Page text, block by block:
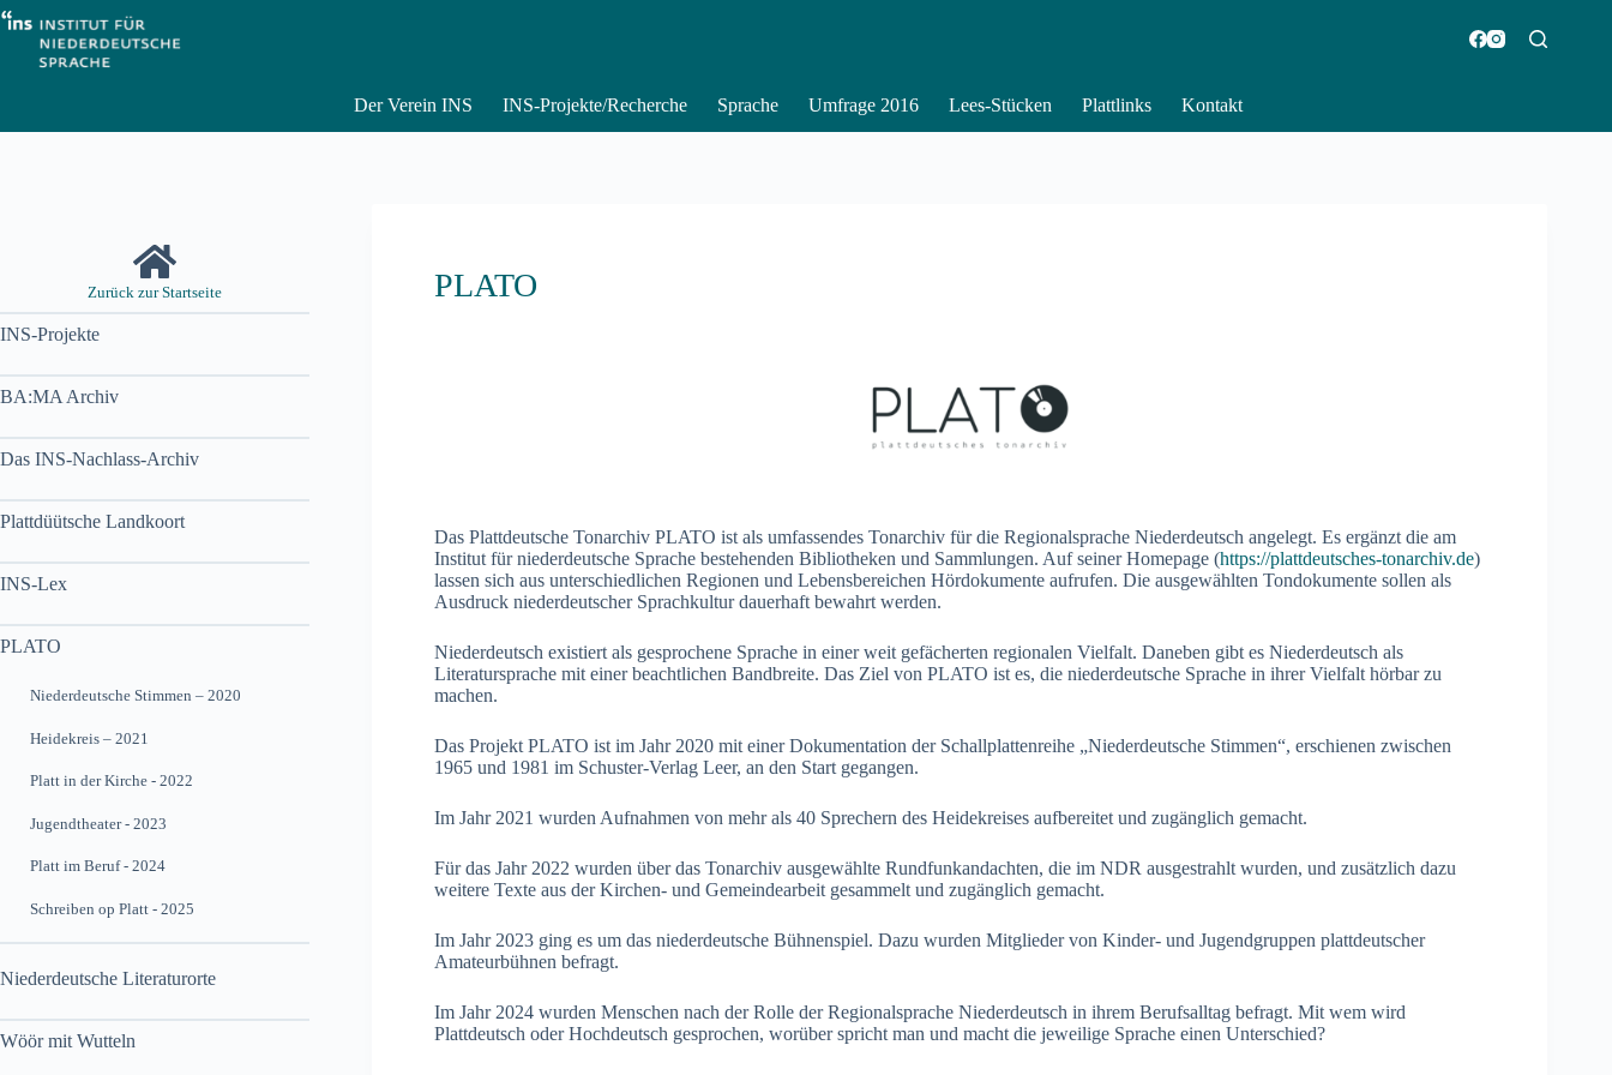
Zum
Inhalt
springen
Der Verein INS INS-Projekte/Recherche Sprache Umfrage 2016 Lees-Stücken Plattlinks Kontakt
PLATO
Das Plattdeutsche Tonarchiv PLATO ist als umfassendes Tonarchiv für die Regionalsprache Niederdeutsch angelegt. Es ergänzt die am
Institut für niederdeutsche Sprache bestehenden Bibliotheken und Sammlungen. Auf seiner Homepage (https://plattdeutsches-tonarchiv.de)
lassen sich aus unterschiedlichen Regionen und Lebensbereichen Hördokumente aufrufen. Die ausgewählten Tondokumente sollen als
Ausdruck niederdeutscher Sprachkultur dauerhaft bewahrt werden.
Niederdeutsch existiert als gesprochene Sprache in einer weit gefächerten regionalen Vielfalt. Daneben gibt es Niederdeutsch als
Literatursprache mit einer beachtlichen Bandbreite. Das Ziel von PLATO ist es, die niederdeutsche Sprache in ihrer Vielfalt hörbar zu
machen.
Das Projekt PLATO ist im Jahr 2020 mit einer Dokumentation der Schallplattenreihe „Niederdeutsche Stimmen“, erschienen zwischen
1965 und 1981 im Schuster-Verlag Leer, an den Start gegangen.
Im Jahr 2021 wurden Aufnahmen von mehr als 40 Sprechern des Heidekreises aufbereitet und zugänglich gemacht.
Für das Jahr 2022 wurden über das Tonarchiv ausgewählte Rundfunkandachten, die im NDR ausgestrahlt wurden, und zusätzlich dazu
weitere Texte aus der Kirchen- und Gemeindearbeit gesammelt und zugänglich gemacht.
Im Jahr 2023 ging es um das niederdeutsche Bühnenspiel. Dazu wurden Mitglieder von Kinder- und Jugendgruppen plattdeutscher
Amateurbühnen befragt.
Im Jahr 2024 wurden Menschen nach der Rolle der Regionalsprache Niederdeutsch in ihrem Berufsalltag befragt. Mit wem wird
Plattdeutsch oder Hochdeutsch gesprochen, worüber spricht man und macht die jeweilige Sprache einen Unterschied?
Zurück zur Startseite
INS-Projekte
BA:MA Archiv
Das INS-Nachlass-Archiv
Plattdüütsche Landkoort
INS-Lex
PLATO
Niederdeutsche Stimmen – 2020
Heidekreis – 2021
Platt in der Kirche - 2022
Jugendtheater - 2023
Platt im Beruf - 2024
Schreiben op Platt - 2025
Niederdeutsche Literaturorte
Wöör mit Wutteln